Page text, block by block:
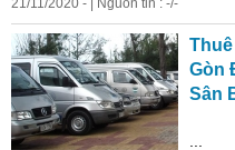
21/11/2020 - | Nguồn tin : -/-
Gòn
Sân